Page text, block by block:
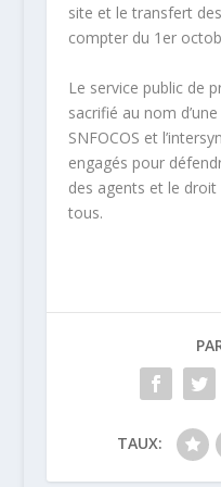
site et le transfert
compter du 1er
Le service public de
sacrifié au nom
SNFOCOS et
engagés pour
des agents et le
tous.
TAUX: